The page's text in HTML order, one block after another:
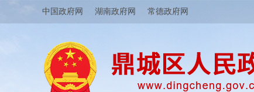
中国政府网 湖南政府网 常德政府网